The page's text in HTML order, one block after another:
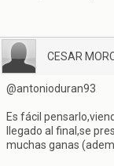
CESAR
@antonioduran93
Es fácil
llegado al final,se
muchas ganas